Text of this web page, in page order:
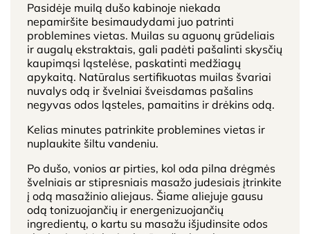
Pasidėje muilą dušo kabinoje niekada
nepamiršite besimaudydami juo patrinti
problemines vietas. Muilas su aguonų grūdeliais
ir augalų ekstraktais, gali padėti pašalinti skysčių
kaupimąsi ląstelėse, paskatinti medžiagų
apykaitą. Natūralus sertifikuotas muilas švariai
nuvalys odą ir švelniai šveisdamas pašalins
negyvas odos ląsteles, pamaitins ir drėkins odą.
Kelias minutes patrinkite problemines vietas ir
nuplaukite šiltu vandeniu.
Po dušo, vonios ar pirties, kol oda pilna drėgmės
švelniais ar stipresniais masažo judesiais įtrinkite
į odą masažinio aliejaus. Šiame aliejuje gausu
odą tonizuojančių ir energenizuojančių
ingredientų, o kartu su masažu išjudinsite odos